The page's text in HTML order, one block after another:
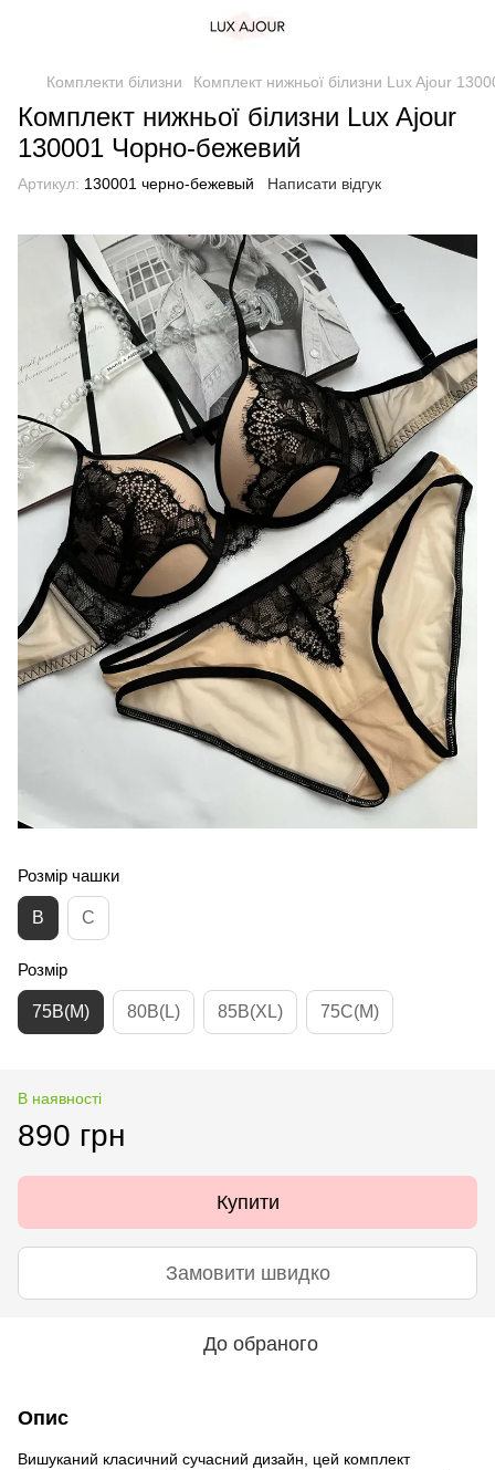
Комплекти білизни Комплект нижньої білизни Lux Ajour
Комплект нижньої білизни Lux Ajour
130001 Чорно-бежевий
Артикул: 130001 черно-бежевый Написати відгук
Розмір чашки
B C
Розмір
75B(M) 80B(L) 85B(XL) 75C(M)
В наявності
890 грн
Купити
Замовити швидко
До обраного
Опис
Вишуканий класичний сучасний дизайн, цей комплект